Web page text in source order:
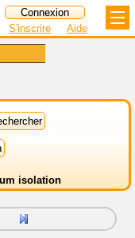
S'inscrire Aide
isolation